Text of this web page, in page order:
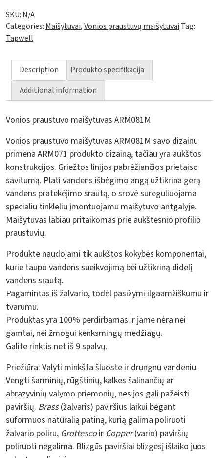
SKU: N/A
Categories: Maišytuvai,Vonios praustuvų maišytuvai Tag:
Tapwell
Description
Produkto specifikacija
Additional information
Vonios praustuvo maišytuvas ARM081M
Vonios praustuvo maišytuvas ARM081M savo dizainu
primena ARM071 produkto dizainą, tačiau yra aukštos
konstrukcijos. Griežtos linijos pabrėžiančios prietaiso
savitumą. Plati vandens išbėgimo angą užtikrina gerą
vandens pratekėjimo srautą, o srovė sureguliuojama
specialiu tinkleliu įmontuojamu maišytuvo antgalyje.
Maišytuvas labiau pritaikomas prie aukštesnio profilio
praustuvių.
Produkte naudojami tik aukštos kokybės komponentai,
kurie taupo vandens sueikvojimą bei užtikriną didelį
vandens srautą.
Pagamintas iš žalvario, todėl pasižymi ilgaamžiškumu ir
tvarumu.
Produktas yra 100% perdirbamas ir jame nėra nei
gamtai, nei žmogui kenksmingų medžiagų.
Galite rinktis net iš 9 spalvų.
Priežiūra: Valyti minkšta šluoste ir drungnu vandeniu.
Vengti šarminių, rūgštinių, kalkes šalinančių ar
abrazyvinių valymo priemonių, nes jos gali pažeisti
paviršių. Brass(žalvaris) paviršius laikui bėgant
suformuos natūralią patiną, kurią galima poliruoti
žalvario poliru, Grottescoir Copper(vario) paviršių
poliruoti negalima. Blizgūs paviršiai blizgesį išlaiko juos